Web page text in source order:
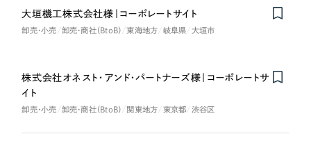
大垣機工株式会社様｜コーポレートサイト
卸売・小売 卸売・商社（BtoB） 東海地方 岐阜県 大垣市
株式会社オネスト・アンド・パートナーズ様｜コーポレートサ
イト
卸売・小売 卸売・商社（BtoB） 関東地方 東京都 渋谷区